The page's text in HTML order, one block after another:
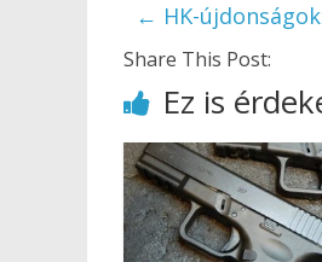
← HK-
Share This Post:
Ez is